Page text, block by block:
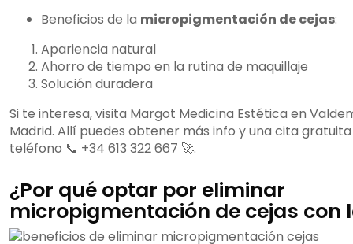
Beneficios de la micropigmentación de cejas:
Apariencia natural
Ahorro de tiempo en la rutina de maquillaje
Solución duradera
Si te interesa, visita Margot Medicina Estética en
Madrid. Allí puedes obtener más info y una cita
teléfono 📞 +34 613 322 667 🚀.
¿Por qué optar por eliminar
micropigmentación de cejas con